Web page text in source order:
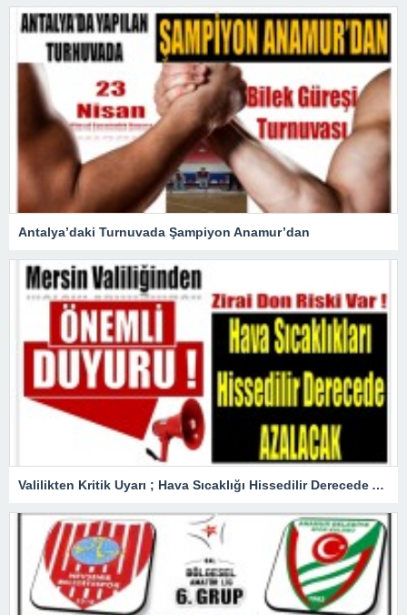
Antalya’daki Turnuvada Şampiyon Anamur’dan
Valilikten Kritik Uyarı ; Hava Sıcaklığı Hissedilir Derecede Azalacak!